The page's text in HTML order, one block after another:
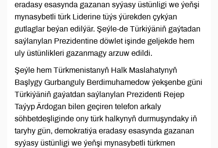
eradasy esasynda gazanan syýasy üstünligi we ýeňşi
mynasybetli türk Liderine tüýs ýürekden çykýan
gutlaglar beýan edilýär. Şeýle-de Türkiýäniň gaýtadan
saýlanylan Prezidentine döwlet işinde geljekde hem
uly üstünlikleri gazanmagy arzuw edildi.
Şeýle hem Türkmenistanyň Halk Maslahatynyň
Başlygy Gurbanguly Berdimuhamedow ýekşenbe güni
Türkiýäniň gaýatdan saýlanylan Prezidenti Rejep
Taýyp Ärdogan bilen geçiren telefon arkaly
söhbetdeşliginde ony türk halkynyň durmuşyndaky iň
taryhy gün, demokratiýa eradasy esasynda gazanan
syýasy üstünligi we ýeňşi mynasybetli türkmen